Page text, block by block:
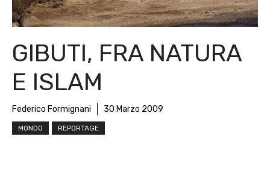
GIBUTI, FRA NATURA
E ISLAM
Federico Formignani 30 Marzo 2009
MONDO REPORTAGE